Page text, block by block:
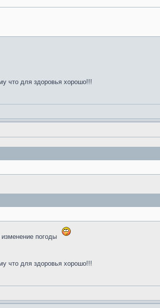
что для здоровья хорошо!!!
погоды
что для здоровья хорошо!!!